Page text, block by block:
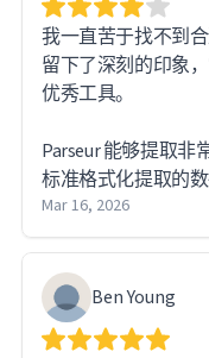
我一直苦于找不到
留下了深刻的印象
优秀工具。
Parseur 能够提取
标准格式化提取的
Mar 16, 2026
Ben Young